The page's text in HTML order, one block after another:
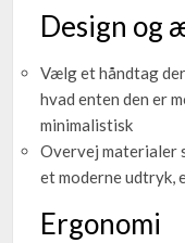
Design og
Vælg et håndtag
hvad enten den er
minimalistisk
Overvej materialer
et moderne
Ergonomi